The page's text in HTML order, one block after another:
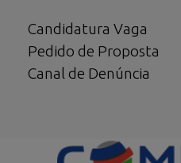
Candidatura Vaga
Pedido de Proposta
Canal de Denúncia